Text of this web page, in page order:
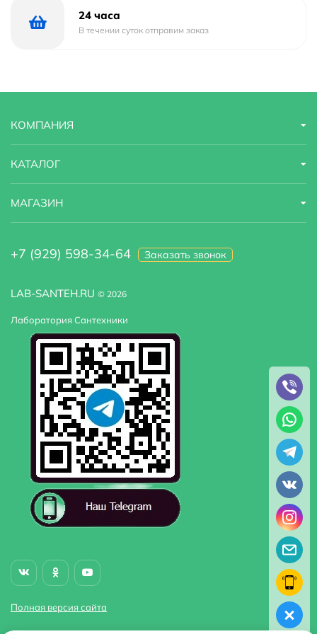
Тип подводки гибкая
24 часа
В течении суток отправим заказ
LAB-SANTEH.RU © 2026
Лаборатория Сантехники
Полная версия сайта
КОМПАНИЯ
КАТАЛОГ
МАГАЗИН
+7 (929) 598-34-64 Заказать звонок